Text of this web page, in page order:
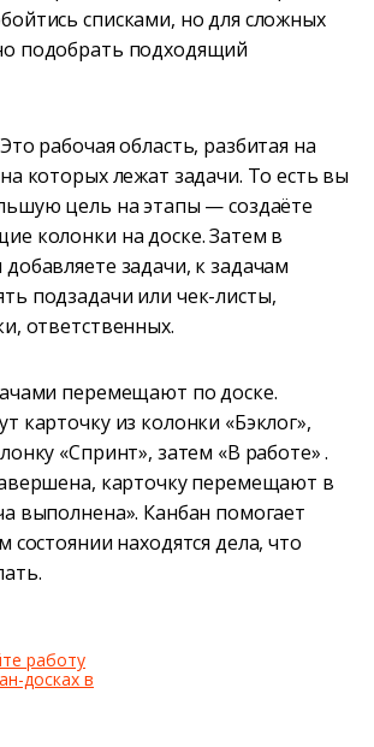
списками, но для сложных
подобрать подходящий
Это рабочая область, разбитая на
которых лежат задачи. То есть вы
цель на этапы — создаёте
колонки на доске. Затем в
задачи, к задачам
подзадачи или чек-листы,
ответственных.
перемещают по доске.
карточку из колонки «Бэклог»,
«Спринт», затем «В работе» .
карточку перемещают в
выполнена». Канбан помогает
состоянии находятся дела, что
работу
досках в